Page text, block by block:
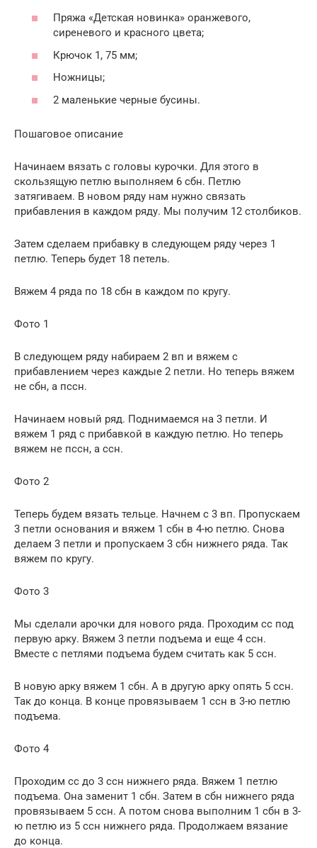
Пряжа «Детская новинка» оранжевого,
сиреневого и красного цвета;
Крючок 1, 75 мм;
Ножницы;
2 маленькие черные бусины.
Пошаговое описание
Начинаем вязать с головы курочки. Для этого в
скользящую петлю выполняем 6 сбн. Петлю
затягиваем. В новом ряду нам нужно связать
прибавления в каждом ряду. Мы получим 12 столбиков.
Затем сделаем прибавку в следующем ряду через 1
петлю. Теперь будет 18 петель.
Вяжем 4 ряда по 18 сбн в каждом по кругу.
Фото 1
В следующем ряду набираем 2 вп и вяжем с
прибавлением через каждые 2 петли. Но теперь вяжем
не сбн, а пссн.
Начинаем новый ряд. Поднимаемся на 3 петли. И
вяжем 1 ряд с прибавкой в каждую петлю. Но теперь
вяжем не пссн, а ссн.
Фото 2
Теперь будем вязать тельце. Начнем с 3 вп. Пропускаем
3 петли основания и вяжем 1 сбн в 4-ю петлю. Снова
делаем 3 петли и пропускаем 3 сбн нижнего ряда. Так
вяжем по кругу.
Фото 3
Мы сделали арочки для нового ряда. Проходим сс под
первую арку. Вяжем 3 петли подъема и еще 4 ссн.
Вместе с петлями подъема будем считать как 5 ссн.
В новую арку вяжем 1 сбн. А в другую арку опять 5 ссн.
Так до конца. В конце провязываем 1 ссн в 3-ю петлю
подъема.
Фото 4
Проходим сс до 3 ссн нижнего ряда. Вяжем 1 петлю
подъема. Она заменит 1 сбн. Затем в сбн нижнего ряда
провязываем 5 ссн. А потом снова выполним 1 сбн в 3-
ю петлю из 5 ссн нижнего ряда. Продолжаем вязание
до конца.